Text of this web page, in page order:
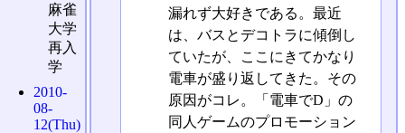
漏れず大好きである。最近
は、バスとデコトラに傾倒し
ていたが、ここにきてかなり
電車が盛り返してきた。その
原因がコレ。「電車でD」の
同人ゲームのプロモーション
麻雀
大学
再入
学
2010-
08-
12(Thu)